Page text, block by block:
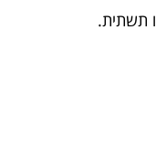
תשתית.